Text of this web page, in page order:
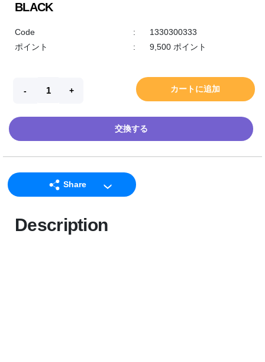
BLACK
Code :
1330300333
ポイント
: 9,500 ポイント
カートに追加
交換する
Share
Facebook
Description